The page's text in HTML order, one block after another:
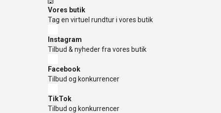
Vores butik
Tag en virtuel rundtur i vores butik
Instagram
Tilbud & nyheder fra vores butik
Facebook
Tilbud og konkurrencer
TikTok
Tilbud og konkurrencer